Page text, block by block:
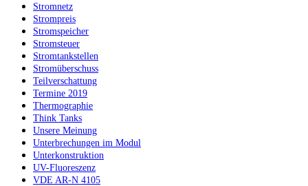
Stromnetz
Strompreis
Stromspeicher
Stromsteuer
Stromtankstellen
Stromüberschuss
Teilverschattung
Termine 2019
Thermographie
Think Tanks
Unsere Meinung
Unterbrechungen im Modul
Unterkonstruktion
UV-Fluoreszenz
VDE AR-N 4105